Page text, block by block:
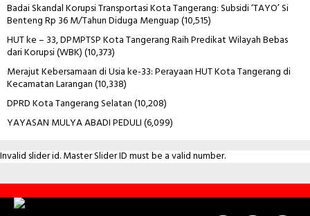
Badai Skandal Korupsi Transportasi Kota Tangerang: Subsidi ‘TAYO’ Si
Benteng Rp 36 M/Tahun Diduga Menguap(10,515)
HUT ke – 33, DPMPTSP Kota Tangerang Raih Predikat Wilayah Bebas
dari Korupsi (WBK)(10,373)
Merajut Kebersamaan di Usia ke-33: Perayaan HUT Kota Tangerang di
Kecamatan Larangan(10,338)
DPRD Kota Tangerang Selatan(10,208)
YAYASAN MULYA ABADI PEDULI(6,099)
Invalid slider id. Master Slider ID must be a valid number.
Contact
Us